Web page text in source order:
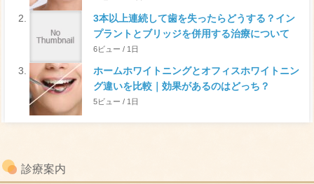
3本以上連続して歯を失ったらどうする？イン
プラントとブリッジを併用する治療について
6ビュー / 1日
ホームホワイトニングとオフィスホワイトニン
グ違いを比較｜効果があるのはどっち？
5ビュー / 1日
診療案内